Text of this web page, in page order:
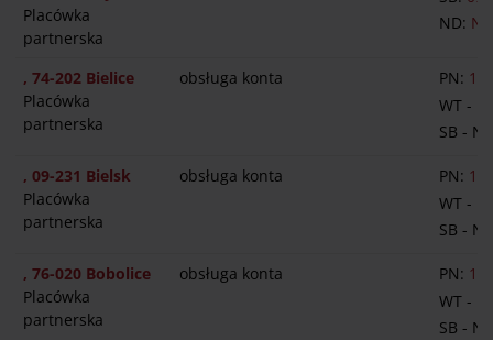
Placówka
partnerska
ND:
, 74-202 Bielice
Placówka
partnerska
obsługa konta PN:
WT -
SB -
, 09-231 Bielsk
Placówka
partnerska
obsługa konta PN:
WT -
SB -
, 76-020 Bobolice
Placówka
partnerska
obsługa konta PN:
WT -
SB -